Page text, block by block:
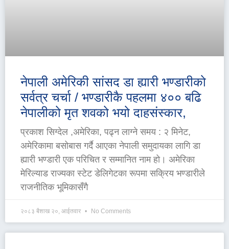
नेपाली अमेरिकी सांसद डा ह्यारी भण्डारीको
सर्वत्र चर्चा / भण्डारीकै पहलमा ४०० बढि
नेपालीको मृत शवको भयो दाहसंस्कार,
प्रकाश सिग्देल ,अमेरिका, पढ्न लाग्ने समय : २ मिनेट,
अमेरिकामा बसोबास गर्दै आएका नेपाली समुदायका लागि डा
ह्यारी भण्डारी एक परिचित र सम्मानित नाम हो। अमेरिका
मेरिल्याड राज्यका स्टेट डेलिगेटका रूपमा सक्रिय भण्डारीले
राजनीतिक भूमिकासँगै
२०८३ बैशाख २०, आईतवार No Comments